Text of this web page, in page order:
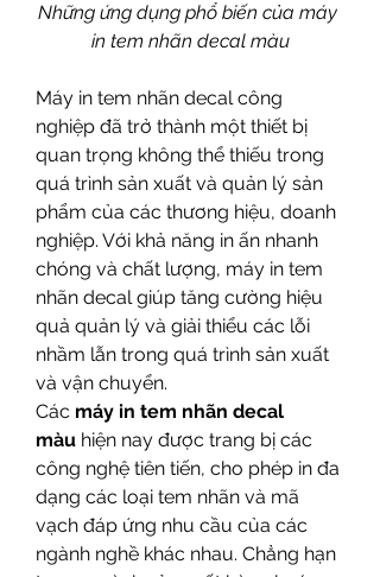
Những ứng dụng phổ biến của máy
in tem nhãn decal màu
Máy in tem nhãn decal công
nghiệp đã trở thành một thiết bị
quan trọng không thể thiếu trong
quá trình sản xuất và quản lý sản
phẩm của các thương hiệu, doanh
nghiệp. Với khả năng in ấn nhanh
chóng và chất lượng, máy in tem
nhãn decal giúp tăng cường hiệu
quả quản lý và giải thiểu các lỗi
nhầm lẫn trong quá trình sản xuất
và vận chuyển.
Các máy in tem nhãn decal
màu hiện nay được trang bị các
công nghệ tiên tiến, cho phép in đa
dạng các loại tem nhãn và mã
vạch đáp ứng nhu cầu của các
ngành nghề khác nhau. Chẳng hạn